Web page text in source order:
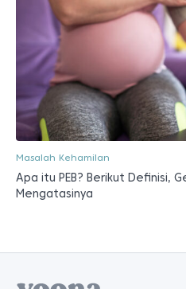
Masalah Kehamilan
Apa itu PEB? Berikut Definisi,
Mengatasinya